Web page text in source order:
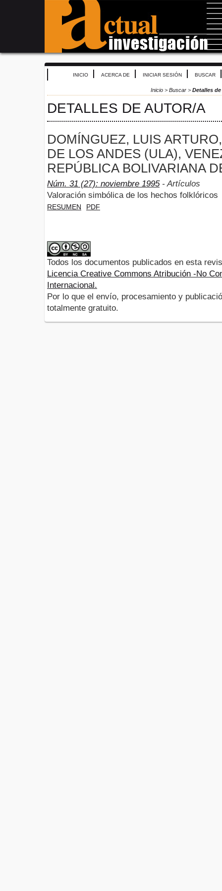
INICIO ACERCA DE INICIAR SESIÓN BUSCAR
Inicio > Buscar > Detalles
DETALLES DE AUTOR/A
DOMÍNGUEZ, LUIS
DE LOS ANDES (ULA),
REPÚBLICA BOLIVARIANA
Núm. 31 (27): noviembre 1995- Artículos
Valoración simbólica de los hechos folklóricos
RESUMEN PDF
Todos los documentos publicados en esta
Licencia Creative Commons Atribución -No
Internacional.
Por lo que el envío, procesamiento y
totalmente gratuito.